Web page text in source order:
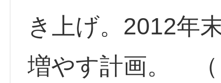
き上げ。2012年
増やす計画。 （